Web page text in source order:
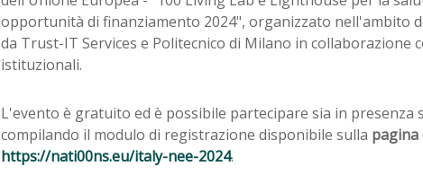
opportunità di finanziamento 2024", organizzato nell'ambito
da Trust-IT Services e Politecnico di Milano in collaborazione
istituzionali.
L'evento è gratuito ed è possibile partecipare sia in presenza
compilando il modulo di registrazione disponibile sulla pagina
https://nati00ns.eu/italy-nee-2024.